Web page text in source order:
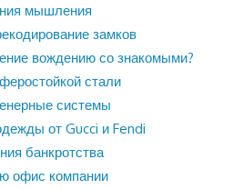
мышления
замков
вождению со знакомыми?
стали
системы
от Gucci и Fendi
банкротства
офис компании